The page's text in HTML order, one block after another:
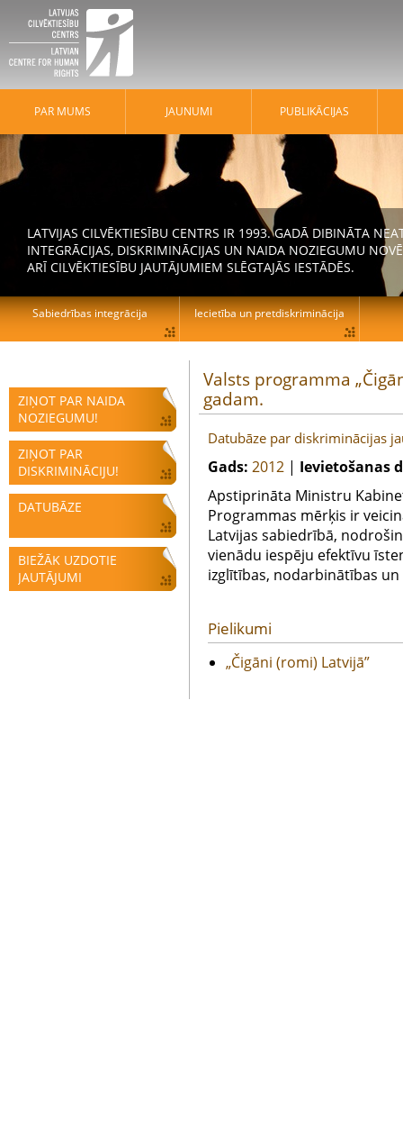
ZIŅOT PAR NAIDA
NOZIEGUMU!
ZIŅOT PAR
DISKRIMINĀCIJU!
DATUBĀZE
BIEŽĀK UZDOTIE
JAUTĀJUMI
Valsts programma
gadam.
Datubāze par diskriminācijas
Gads: 2012 | Ievietošanas
Apstiprināta Ministru
Programmas mērķis ir
Latvijas sabiedrībā,
vienādu iespēju efektīvu
izglītības, nodarbinātības
Pielikumi
„Čigāni (romi) Latvijā”
PAR MUMS JAUNUMI PUBLIKĀCIJAS
LATVIJAS CILVĒKTIESĪBU CENTRS IR 1993. GADĀ DIBINĀTA
INTEGRĀCIJAS, DISKRIMINĀCIJAS UN NAIDA NOZIEGUMU
ARĪ CILVĒKTIESĪBU JAUTĀJUMIEM SLĒGTAJĀS IESTĀDĒS.
Sabiedrības integrācija Iecietība un pretdiskriminācija